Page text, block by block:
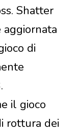
Shatter
aggiornata
di
il gioco
rottura dei